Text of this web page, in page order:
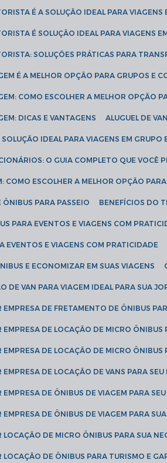
É A SOLUÇÃO IDEAL PARA VIAGENS
É SOLUÇÃO IDEAL PARA VIAGENS
SOLUÇÕES PRÁTICAS PARA
É A MELHOR OPÇÃO PARA GRUPOS E
COMO ESCOLHER A MELHOR OPÇÃO
DICAS E VANTAGENS ALUGUEL DE
SOLUÇÃO IDEAL PARA VIAGENS EM GRUPO
O GUIA COMPLETO QUE VOCÊ
COMO ESCOLHER A MELHOR OPÇÃO
ÔNIBUS PARA PASSEIO BENEFÍCIOS DO
PARA EVENTOS E VIAGENS COM
EVENTOS E VIAGENS COM PRATICIDADE
E ECONOMIZAR EM SUAS VIAGENS
DE VAN PARA VIAGEM IDEAL PARA SUA
EMPRESA DE FRETAMENTO DE ÔNIBUS
EMPRESA DE LOCAÇÃO DE MICRO ÔNIBUS
EMPRESA DE LOCAÇÃO DE MICRO ÔNIBUS
EMPRESA DE LOCAÇÃO DE VANS PARA SEU
EMPRESA DE ÔNIBUS DE VIAGEM PARA
EMPRESA DE ÔNIBUS DE VIAGEM PARA
LOCAÇÃO DE MICRO ÔNIBUS PARA SUA
LOCAÇÃO DE ÔNIBUS PARA TURISMO E